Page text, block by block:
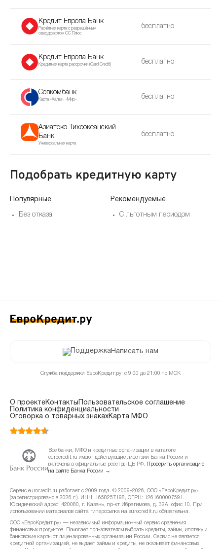
Кредит Европа Банк
Расчётная карта с разрешённым
овердрафтом CC Плюс
бесплатно
Кредит Европа Банк
Кредитная карта рассрочки (Сard Сredit) бесплатно
Совкомбанк
Карта «Халва» «Мир» бесплатно
Азиатско-Тихоокеанский
Банк
Универсальная карта
бесплатно
Подобрать кредитную карту
Популярные
Без отказа
Рекомендуемые
С льготным периодом
Написать нам
Служба поддержки ЕвроКредит.ру: с 9:00 до 21:00 по МСК
О проектеКонтакты Пользовательское соглашение
Политика конфиденциальности
Оговорка о товарных знакахКарта МФО
Все банки, МФО и кредитные организации в каталоге
eurocredit.ru имеют действующие лицензии Банка России и
включены в официальные реестры ЦБ РФ.
Проверить организацию
на сайте Банка России →
Сервис eurocredit.ru работает с 2009 года. © 2009–2026, ООО «ЕвроКредит.ру»
(зарегистрировано в 2026 г.). ИНН: 1658257198, ОГРН: 1261600007591.
Юридический адрес: 420080, г. Казань, пр-кт Ибрагимова, д. 32А, офис 10. При
использовании материалов сайта гиперссылка на eurocredit.ru обязательна.
ООО «ЕвроКредит.ру» — независимый информационный сервис сравнения
финансовых продуктов. Помогает пользователям выбрать кредиты, займы, ипотеку и
банковские карты от лицензированных организаций России. Сервис не является
кредитной организацией, не выдаёт займы и кредиты, не оказывает финансовых